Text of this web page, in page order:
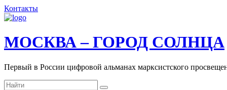
Контакты
МОСКВА – ГОРОД СОЛНЦА
Первый в России цифровой альманах марксистского